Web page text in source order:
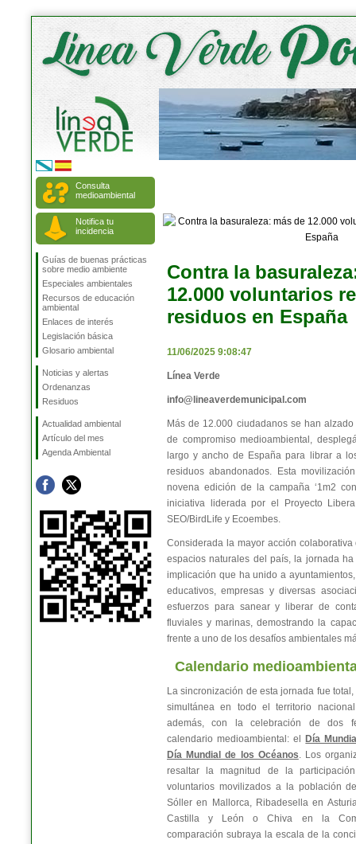
Consulta
medioambiental
Notifica tu
incidencia
Guías de buenas prácticas
sobre medio ambiente
Especiales ambientales
Recursos de educación
ambiental
Enlaces de interés
Legislación básica
Glosario ambiental
Noticias y alertas
Ordenanzas
Residuos
Actualidad ambiental
Artículo del mes
Agenda Ambiental
Contra la
12.000 voluntarios
residuos en España
11/06/2025 9:08:47
Línea Verde
info@lineaverdemunicipal.com
Más de 12.000 ciudadanos se han
de compromiso medioambiental,
largo y ancho de España para librar a
residuos abandonados. Esta
novena edición de la campaña ‘1m2
iniciativa liderada por el Proyecto
SEO/BirdLife y Ecoembes.
Considerada la mayor acción
espacios naturales del país, la jornada
implicación que ha unido a
educativos, empresas y diversas
esfuerzos para sanear y liberar de
fluviales y marinas, demostrando la
frente a uno de los desafíos ambientales
Calendario
La sincronización de esta jornada fue
simultánea en todo el territorio
además, con la celebración de dos
calendario medioambiental: el
Día
Día Mundial de los Océanos. Los
resaltar la magnitud de la
voluntarios movilizados a la población
Sóller en Mallorca, Ribadesella en
Castilla y León o Chiva en la
comparación subraya la escala de la